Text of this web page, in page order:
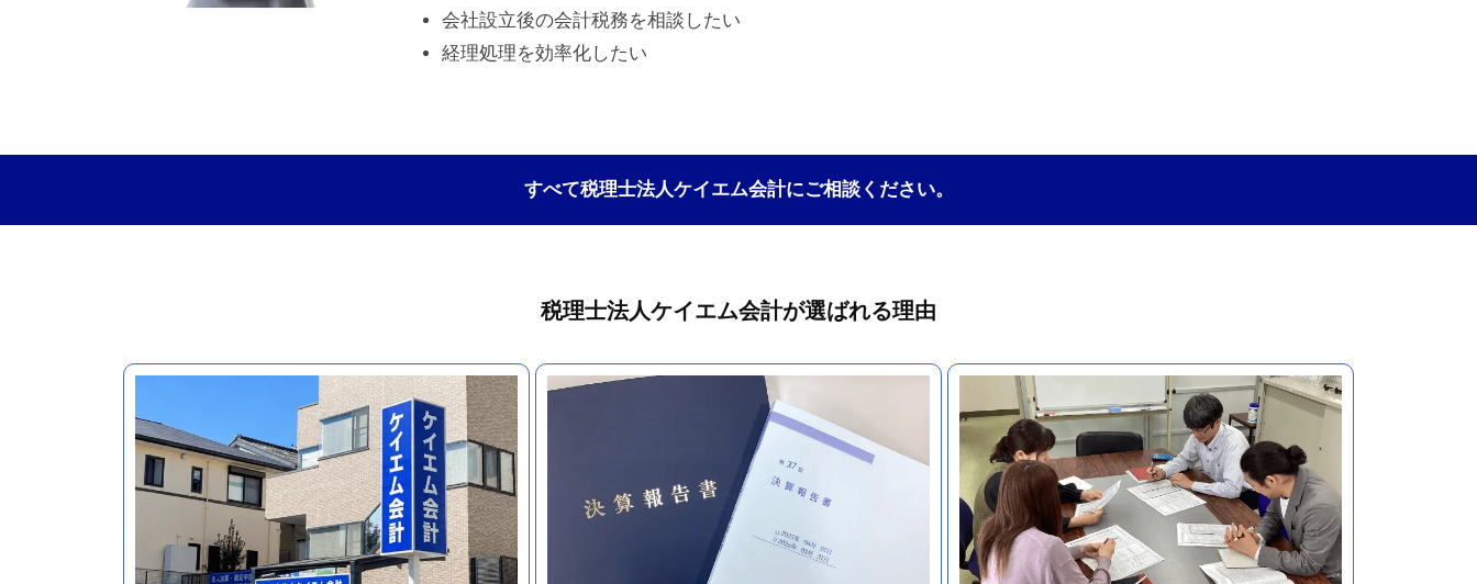
会社設立後の会計税務を相談したい
経理処理を効率化したい
すべて税理士法人ケイエム会計にご相談ください。
税理士法人ケイエム会計が選ばれる理由